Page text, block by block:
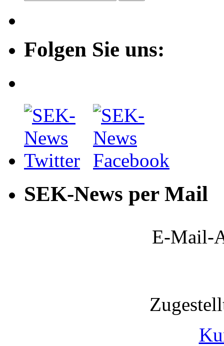
Folgen Sie uns:
SEK-News per Mail
E-Mail-